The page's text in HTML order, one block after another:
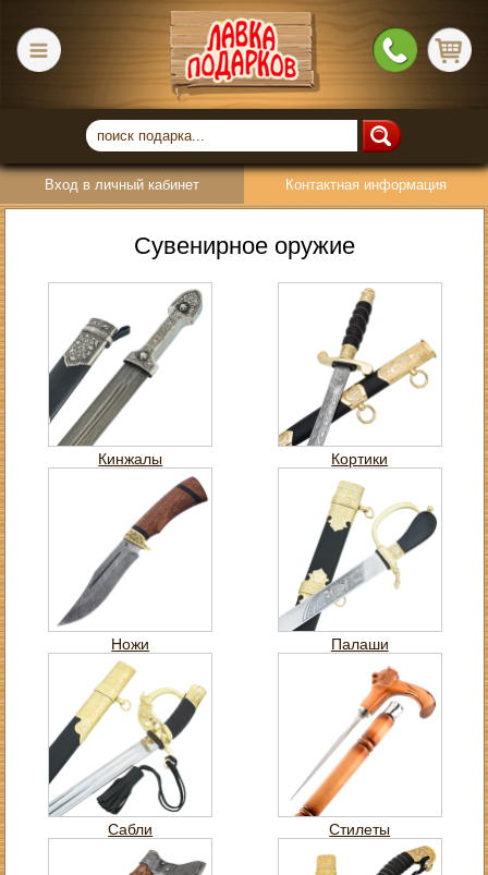
Вход в личный кабинет Контактная информация
Сувенирное оружие
Кинжалы Кортики
Ножи Палаши
Сабли Стилеты